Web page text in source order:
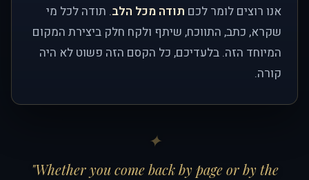
אנו רוצים לומר לכם תודה מכל הלב. תודה לכל מי
שקרא, כתב, התווכח, שיתף ולקח חלק ביצירת המקום
המיוחד הזה. בלעדיכם, כל הקסם הזה פשוט לא היה
קורה.
"Whether you come back by page or by the